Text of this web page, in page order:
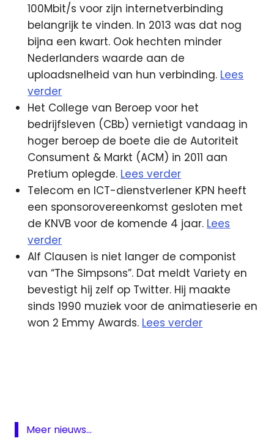
100Mbit/s voor zijn internetverbinding
belangrijk te vinden. In 2013 was dat nog
bijna een kwart. Ook hechten minder
Nederlanders waarde aan de
uploadsnelheid van hun verbinding. Lees
verder
Het College van Beroep voor het
bedrijfsleven (CBb) vernietigt vandaag in
hoger beroep de boete die de Autoriteit
Consument & Markt (ACM) in 2011 aan
Pretium oplegde. Lees verder
Telecom en ICT-dienstverlener KPN heeft
een sponsorovereenkomst gesloten met
de KNVB voor de komende 4 jaar. Lees
verder
Alf Clausen is niet langer de componist
van “The Simpsons”. Dat meldt Variety en
bevestigt hij zelf op Twitter. Hij maakte
sinds 1990 muziek voor de animatieserie en
won 2 Emmy Awards. Lees verder
Beelen
Meer nieuws...